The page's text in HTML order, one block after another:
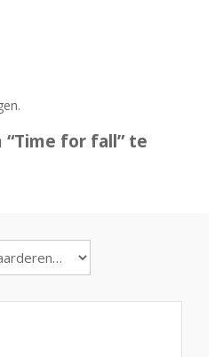
for fall” te